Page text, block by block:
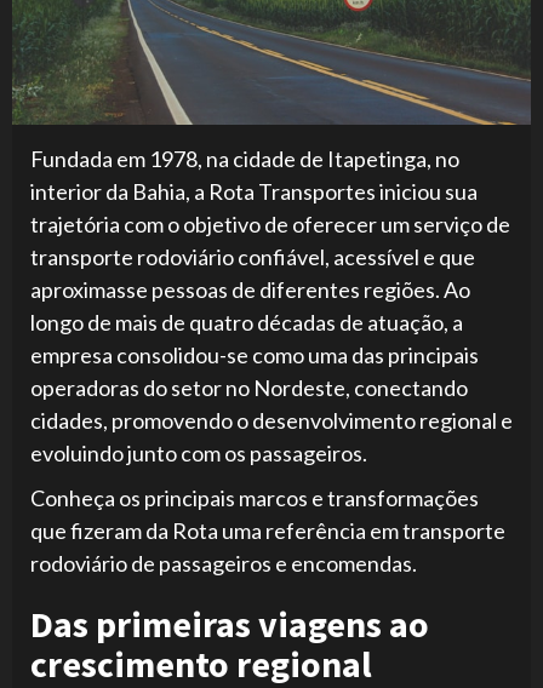
Fundada em 1978, na cidade de Itapetinga, no
interior da Bahia, a Rota Transportes iniciou sua
trajetória com o objetivo de oferecer um serviço de
transporte rodoviário confiável, acessível e que
aproximasse pessoas de diferentes regiões. Ao
longo de mais de quatro décadas de atuação, a
empresa consolidou-se como uma das principais
operadoras do setor no Nordeste, conectando
cidades, promovendo o desenvolvimento regional e
evoluindo junto com os passageiros.
Conheça os principais marcos e transformações
que fizeram da Rota uma referência em transporte
rodoviário de passageiros e encomendas.
Das primeiras viagens ao
crescimento regional